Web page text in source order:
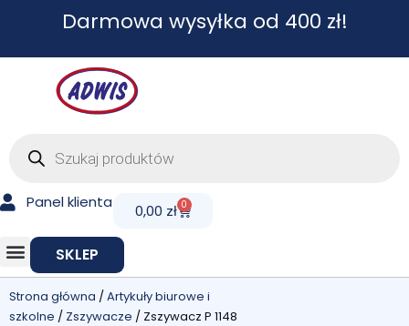
Darmowa wysyłka od 400 zł!
Panel klienta 0,00 zł 0
Cart
SKLEP
Strona główna /Artykuły biurowe i
szkolne / Zszywacze / Zszywacz P 1148